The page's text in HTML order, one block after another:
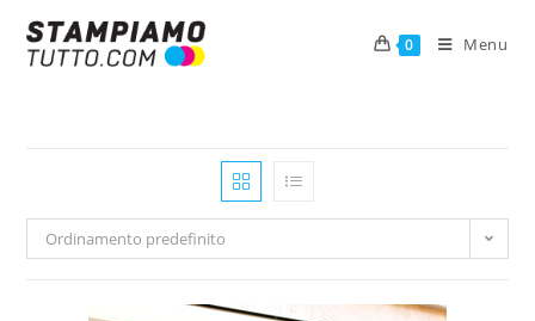
0 Menu
Ordinamento predefinito